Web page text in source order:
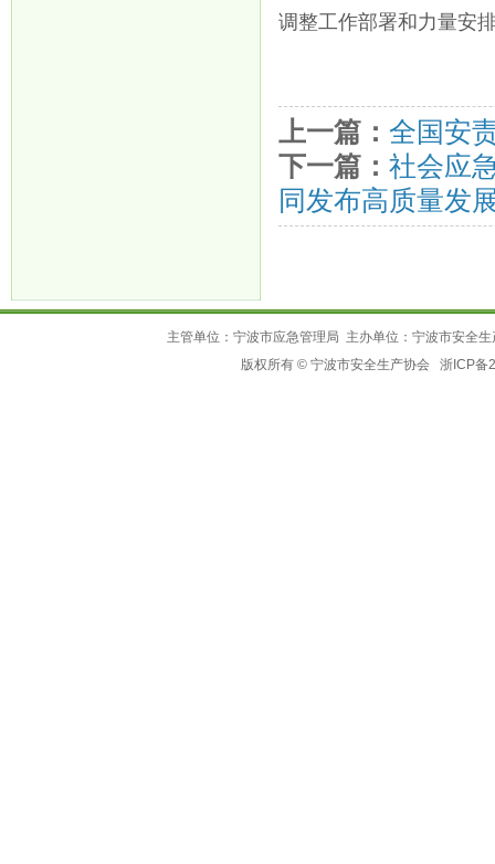
调整工作部署和力量安
上一篇：全国安
下一篇：社会应
同发布高质量发
主管单位：宁波市应急管理局 主办单位：宁波市安全
版权所有 © 宁波市安全生产协会 浙ICP备